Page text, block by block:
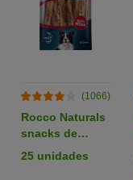
(1066)
Rocco Naturals
snacks de
nervo de boi
25 unidades